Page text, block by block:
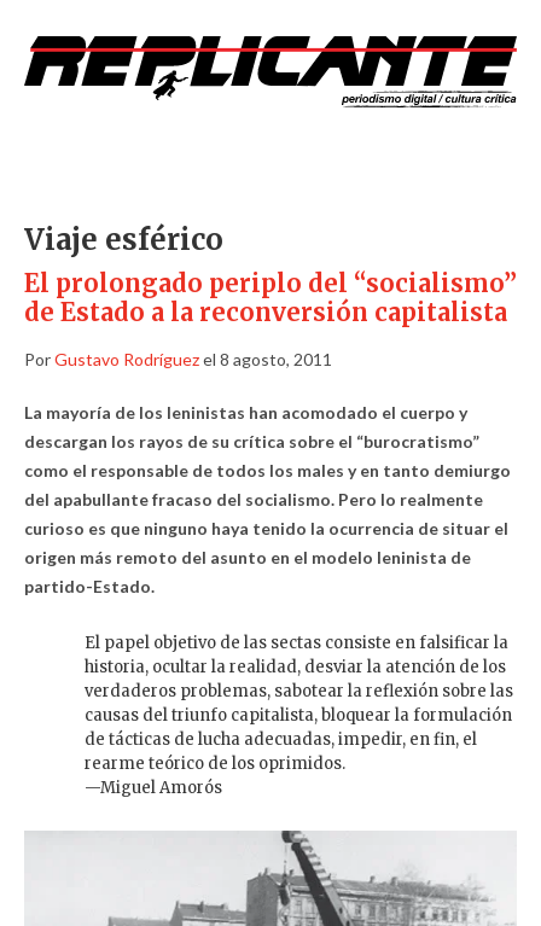
Viaje esférico
El prolongado periplo del “socialismo”
de Estado a la reconversión capitalista
PorGustavo Rodríguezel 8 agosto, 2011
La mayoría de los leninistas han acomodado el cuerpo y
descargan los rayos de su crítica sobre el “burocratismo”
como el responsable de todos los males y en tanto demiurgo
del apabullante fracaso del socialismo. Pero lo realmente
curioso es que ninguno haya tenido la ocurrencia de situar el
origen más remoto del asunto en el modelo leninista de
partido-Estado.
El papel objetivo de las sectas consiste en falsificar la
historia, ocultar la realidad, desviar la atención de los
verdaderos problemas, sabotear la reflexión sobre las
causas del triunfo capitalista, bloquear la formulación
de tácticas de lucha adecuadas, impedir, en fin, el
rearme teórico de los oprimidos.
—Miguel Amorós